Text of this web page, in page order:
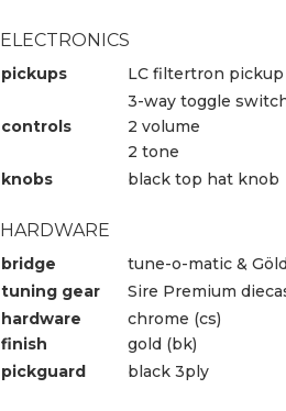
ELECTRONICS
pickups LC filtertron
controls
3-way toggle
2 volume
2 tone
knobs
black top hat knob
HARDWARE
bridge
tune-o-matic &
tuning gear
Sire Premium
hardware
finish
chrome (cs)
gold (bk)
pickguard
black 3ply